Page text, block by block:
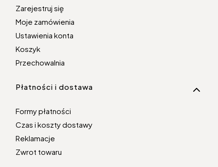
Zarejestruj się
Moje zamówienia
Ustawienia konta
Koszyk
Przechowalnia
Płatności i dostawa
Formy płatności
Czas i koszty dostawy
Reklamacje
Zwrot towaru